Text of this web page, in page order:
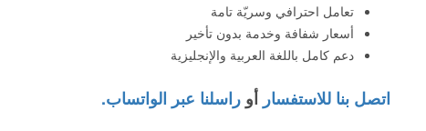
تعامل احترافي وسريّة تامة
أسعار شفافة وخدمة بدون تأخير
دعم كامل باللغة العربية والإنجليزية
اتصل بنا للاستفسار أوراسلنا عبر الواتساب.